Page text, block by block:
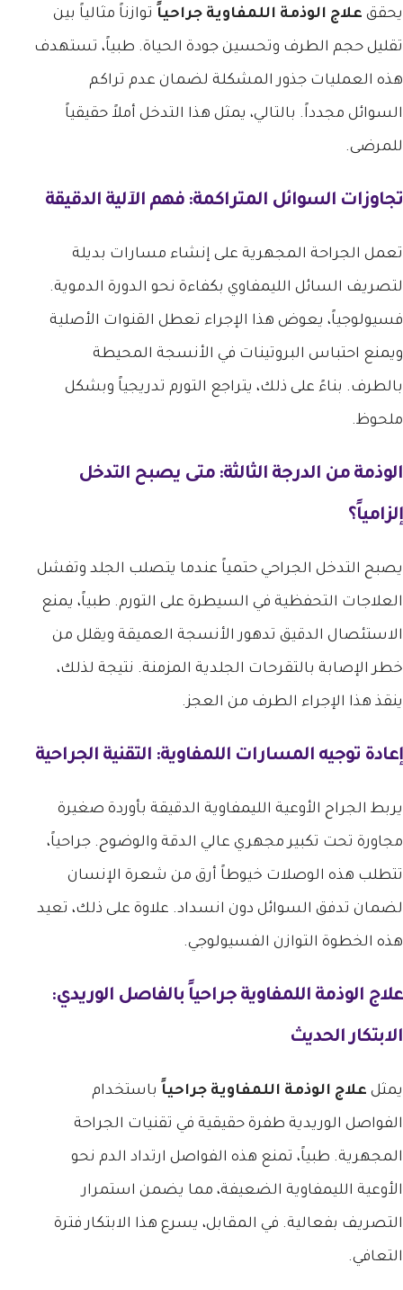
يحقق علاج الوذمة اللمفاوية جراحياً توازناً مثالياً بين
تقليل حجم الطرف وتحسين جودة الحياة. طبياً، تستهدف
هذه العمليات جذور المشكلة لضمان عدم تراكم
السوائل مجدداً. بالتالي، يمثل هذا التدخل أملاً حقيقياً
للمرضى.
تجاوزات السوائل المتراكمة: فهم الآلية الدقيقة
تعمل الجراحة المجهرية على إنشاء مسارات بديلة
لتصريف السائل الليمفاوي بكفاءة نحو الدورة الدموية.
فسيولوجياً، يعوض هذا الإجراء تعطل القنوات الأصلية
ويمنع احتباس البروتينات في الأنسجة المحيطة
بالطرف. بناءً على ذلك، يتراجع التورم تدريجياً وبشكل
ملحوظ.
الوذمة من الدرجة الثالثة: متى يصبح التدخل
إلزامياً؟
يصبح التدخل الجراحي حتمياً عندما يتصلب الجلد وتفشل
العلاجات التحفظية في السيطرة على التورم. طبياً، يمنع
الاستئصال الدقيق تدهور الأنسجة العميقة ويقلل من
خطر الإصابة بالتقرحات الجلدية المزمنة. نتيجة لذلك،
ينقذ هذا الإجراء الطرف من العجز.
إعادة توجيه المسارات اللمفاوية: التقنية الجراحية
يربط الجراح الأوعية الليمفاوية الدقيقة بأوردة صغيرة
مجاورة تحت تكبير مجهري عالي الدقة والوضوح. جراحياً،
تتطلب هذه الوصلات خيوطاً أرق من شعرة الإنسان
لضمان تدفق السوائل دون انسداد. علاوة على ذلك، تعيد
هذه الخطوة التوازن الفسيولوجي.
علاج الوذمة اللمفاوية جراحياً بالفاصل الوريدي:
الابتكار الحديث
يمثل علاج الوذمة اللمفاوية جراحياً باستخدام
الفواصل الوريدية طفرة حقيقية في تقنيات الجراحة
المجهرية. طبياً، تمنع هذه الفواصل ارتداد الدم نحو
الأوعية الليمفاوية الضعيفة، مما يضمن استمرار
التصريف بفعالية. في المقابل، يسرع هذا الابتكار فترة
التعافي.